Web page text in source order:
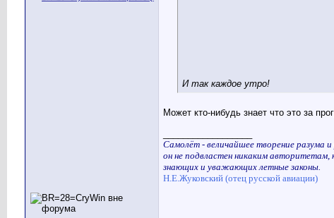
И так каждое утро!
Может кто-нибудь знает что это за
Самолёт - величайшее творение разума и
он не подвластен никаким авторитетам,
знающих и уважающих летные законы.
Н.Е.Жуковский (отец русской авиации)